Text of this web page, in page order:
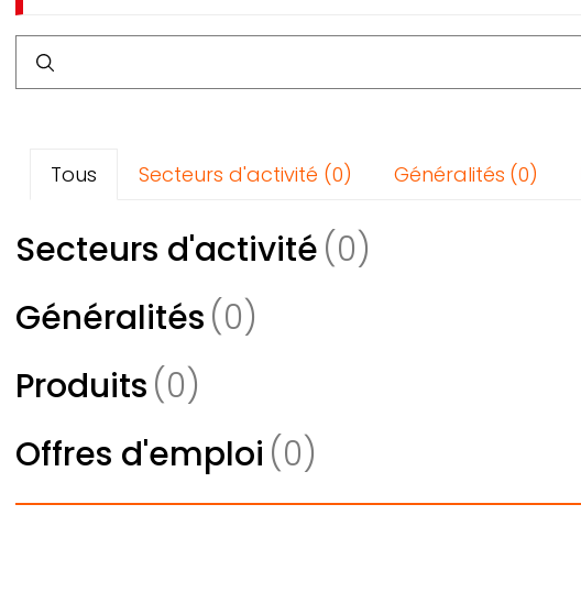
Breadcrumb
Rechercher
Tous Secteurs d'activité Généralités
Secteurs d'activité
Généralités
Produits
Offres d'emploi